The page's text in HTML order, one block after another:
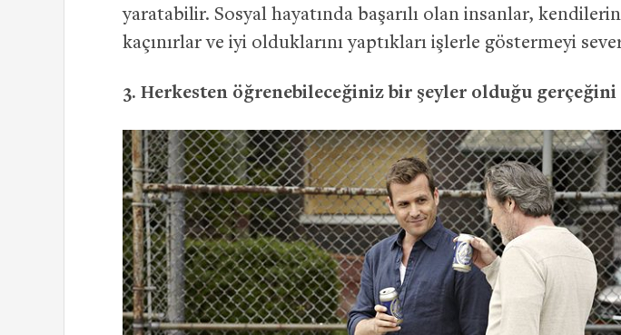
yaratabilir. Sosyal hayatında başarılı olan insanlar,
kaçınırlar ve iyi olduklarını yaptıkları işlerle göstermeyi
3. Herkesten öğrenebileceğiniz bir şeyler olduğu